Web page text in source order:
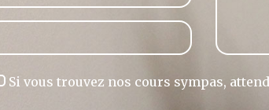
Si vous trouvez nos cours sympas,